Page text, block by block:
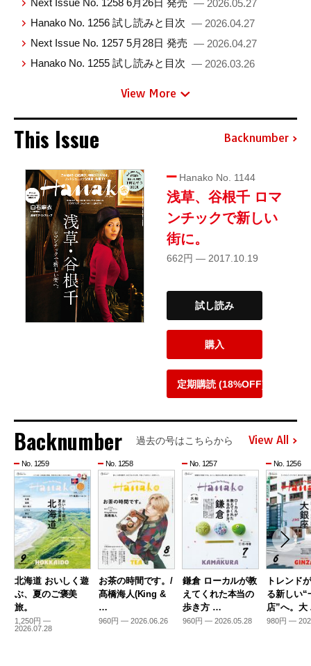
— 2026.05.27
Hanako No. 1256 試し読みと目次 — 2026.04.27
Next Issue No. 1257 5月28日 発売 — 2026.04.27
Hanako No. 1255 試し読みと目次 — 2026.03.26
View More
This Issue Backnumber
Hanako No. 1144
浅草、谷根千 ロマ
ンチックで新しい
街に。
662円 — 2017.10.19
試し読み
購入
定期購読 (18%OFF)
Backnumber 過去の号はこちらから View All
No. 1259
北海道 おいしく遊
ぶ、夏のご褒美
旅。
1,250円 —
2026.07.28
No. 1258
お茶の時間です。/
髙橋海人(King &
…
960円 — 2026.06.26
No. 1257
鎌倉 ローカルが教
えてくれた本当の
歩き方 …
960円 — 2026.05.28
No. 1256
トレンド
る新しい“
店”へ。
980円 —